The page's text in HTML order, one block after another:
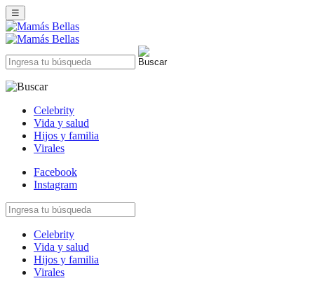
☰
Celebrity
Vida y salud
Hijos y familia
Virales
Facebook
Instagram
Celebrity
Vida y salud
Hijos y familia
Virales